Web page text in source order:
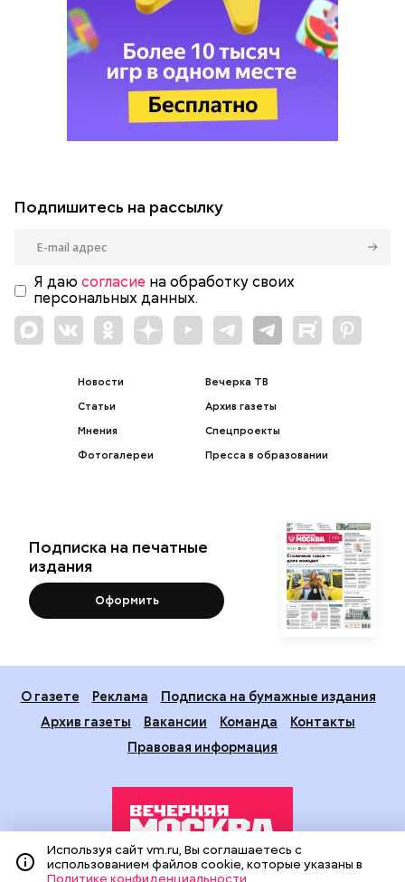
Подпишитесь на рассылку
Я даю согласие на обработку своих
персональных данных.
Новости
Статьи
Мнения
Фотогалереи
Вечерка ТВ
Архив газеты
Спецпроекты
Пресса в образовании
Подписка на печатные
издания
Оформить
О газете Реклама
Подписка на бумажные издания
Архив газеты
Вакансии Команда
Контакты
Правовая информация
Используя сайт vm.ru, Вы соглашаетесь с
использованием файлов cookie, которые указаны в
Политике конфиденциальности